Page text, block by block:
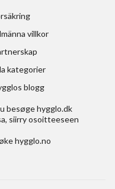
villkor
kategorier
blogg
besøgehygglo.dk
, siirry osoitteeseen
hygglo.no